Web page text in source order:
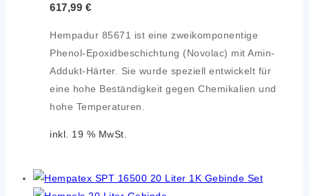
617,99 €
Hempadur 85671 ist eine zweikomponentige
Phenol-Epoxidbeschichtung (Novolac) mit Amin-
Addukt-Härter. Sie wurde speziell entwickelt für
eine hohe Beständigkeit gegen Chemikalien und
hohe Temperaturen.
inkl. 19 % MwSt.